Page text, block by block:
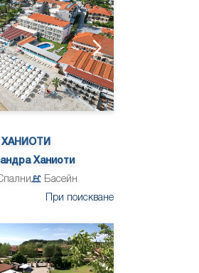
ХАНИОТИ
Ханиоти
Басейн
При поискване